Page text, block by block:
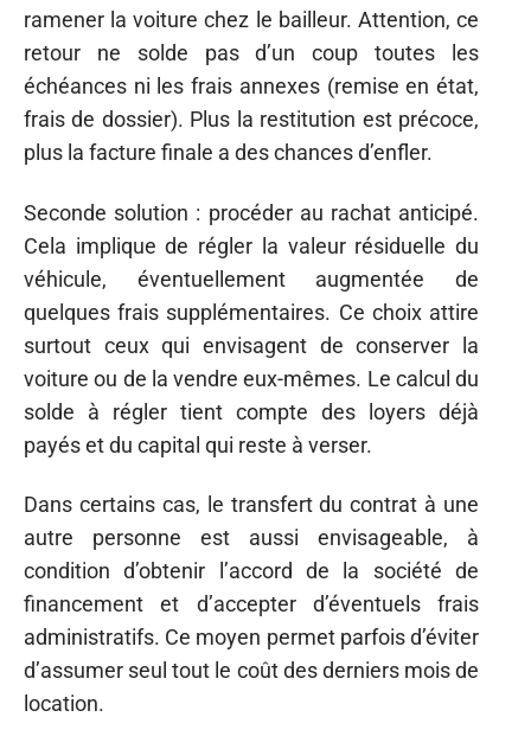
ramener la voiture chez le bailleur. Attention, ce
retour ne solde pas d’un coup toutes les
échéances ni les frais annexes (remise en état,
frais de dossier). Plus la restitution est précoce,
plus la facture finale a des chances d’enfler.
Seconde solution : procéder au rachat anticipé.
Cela implique de régler la valeur résiduelle du
véhicule, éventuellement augmentée de
quelques frais supplémentaires. Ce choix attire
surtout ceux qui envisagent de conserver la
voiture ou de la vendre eux-mêmes. Le calcul du
solde à régler tient compte des loyers déjà
payés et du capital qui reste à verser.
Dans certains cas, le transfert du contrat à une
autre personne est aussi envisageable, à
condition d’obtenir l’accord de la société de
financement et d’accepter d’éventuels frais
administratifs. Ce moyen permet parfois d’éviter
d’assumer seul tout le coût des derniers mois de
location.